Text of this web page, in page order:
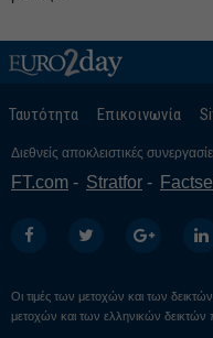
Νοέμβριος 24
Αύγουστος 24
Ιούνιος 24
Απρίλιος 24
Ταυτότητα Επικοινωνία
Διεθνείς αποκλειστικές
FT.com Stratfor
Οι τιμές των μετοχών και των
μετοχών και των ελληνικών δεικτών